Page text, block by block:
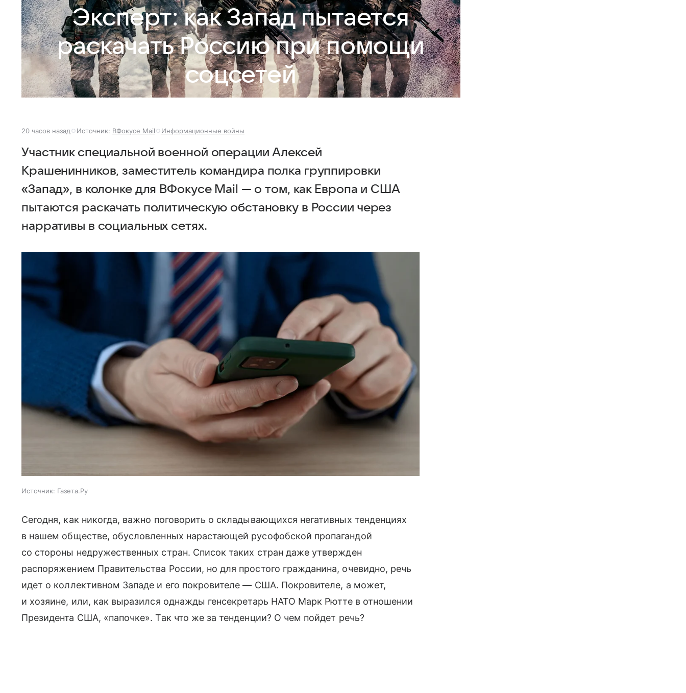
Эксперт: как Запад пытается
раскачать Россию при помощи
соцсетей
20 часов назад Источник: ВФокусе Mail Информационные войны
Участник специальной военной операции Алексей
Крашенинников, заместитель командира полка группировки
«Запад», в колонке для ВФокусе Mail — о том, как Европа и США
пытаются раскачать политическую обстановку в России через
нарративы в социальных сетях.
Источник: Газета.Ру
Сегодня, как никогда, важно поговорить о складывающихся негативных тенденциях
в нашем обществе, обусловленных нарастающей русофобской пропагандой
со стороны недружественных стран. Список таких стран даже утвержден
распоряжением Правительства России, но для простого гражданина, очевидно, речь
идет о коллективном Западе и его покровителе — США. Покровителе, а может,
и хозяине, или, как выразился однажды генсекретарь НАТО Марк Рютте в отношении
Президента США, «папочке». Так что же за тенденции? О чем пойдет речь?